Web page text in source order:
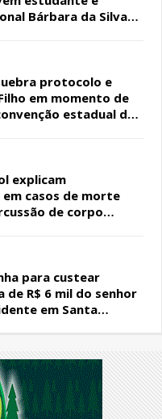
Bárbara da Silva
protocolo e
em momento de
estadual do
explicam
casos de morte
de corpo
para custear
de R$ 6 mil do senhor
em Santa